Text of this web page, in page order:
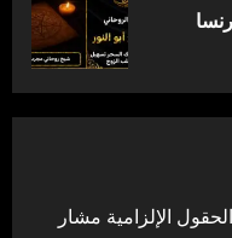
الحقول الإلزامية مشار